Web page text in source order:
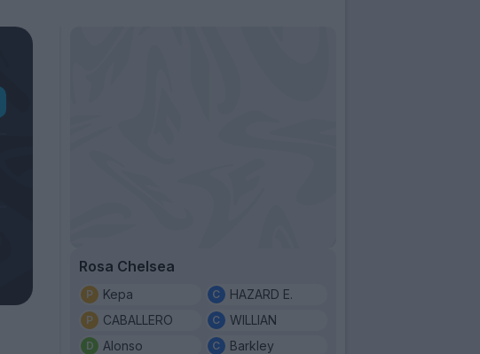
Rosa Chelsea
Kepa
CABALLERO
Alonso
HAZARD E.
WILLIAN
Barkley